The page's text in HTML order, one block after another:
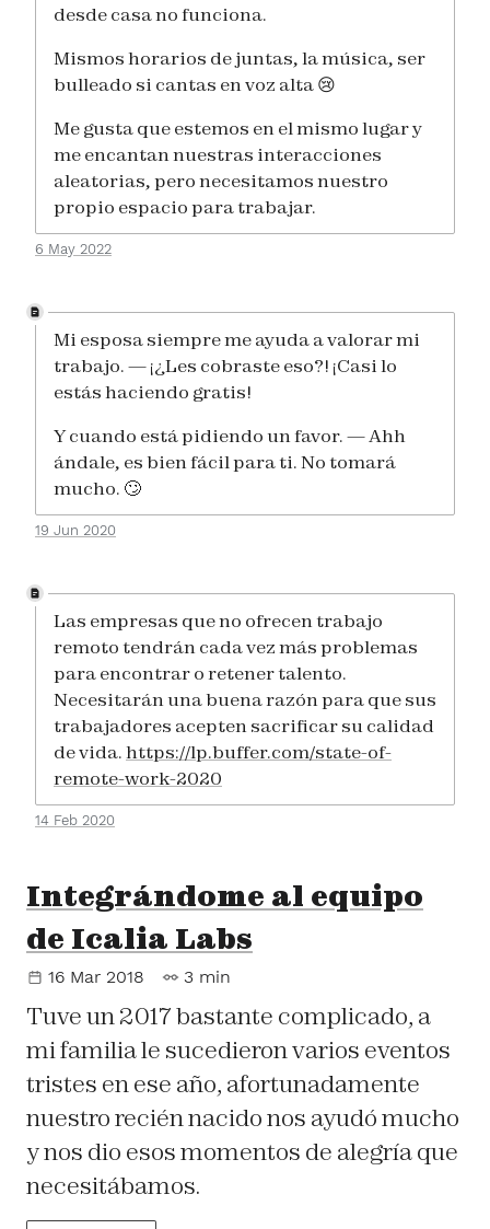
desde casa no funciona.
Mismos horarios de juntas, la música, ser
bulleado si cantas en voz alta 😢
Me gusta que estemos en el mismo lugar y
me encantan nuestras interacciones
aleatorias, pero necesitamos nuestro
propio espacio para trabajar.
6 May 2022
Mi esposa siempre me ayuda a valorar mi
trabajo. — ¡¿Les cobraste eso?! ¡Casi lo
estás haciendo gratis!
Y cuando está pidiendo un favor. — Ahh
ándale, es bien fácil para ti. No tomará
mucho. 🙄
19 Jun 2020
Las empresas que no ofrecen trabajo
remoto tendrán cada vez más problemas
para encontrar o retener talento.
Necesitarán una buena razón para que sus
trabajadores acepten sacrificar su calidad
de vida. https://lp.buffer.com/state-of-
remote-work-2020
14 Feb 2020
Integrándome al equipo
de Icalia Labs
16 Mar 2018 3 min
Tuve un 2017 bastante complicado, a
mi familia le sucedieron varios eventos
tristes en ese año, afortunadamente
nuestro recién nacido nos ayudó mucho
y nos dio esos momentos de alegría que
necesitábamos.